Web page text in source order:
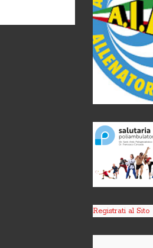
Registrati al Sito